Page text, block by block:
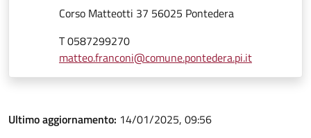
Corso Matteotti 37 56025 Pontedera
T 0587299270
matteo.franconi@comune.pontedera.pi.it
Ultimo aggiornamento: 14/01/2025, 09:56